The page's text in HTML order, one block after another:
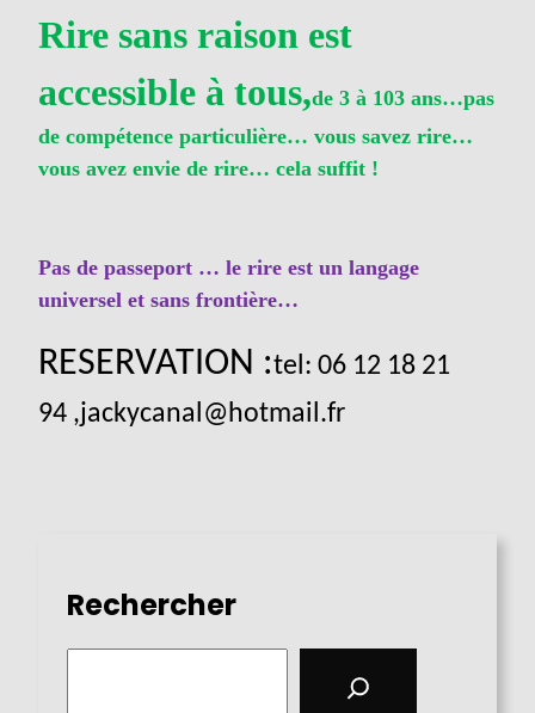
Rire sans raison est
accessible à tous,de 3 à 103 ans…pas
de compétence particulière… vous savez rire…
vous avez envie de rire… cela suffit !
Pas de passeport … le rire est un langage
universel et sans frontière…
RESERVATION :tel: 06 12 18 21
94 ,jackycanal@hotmail.fr
Rechercher